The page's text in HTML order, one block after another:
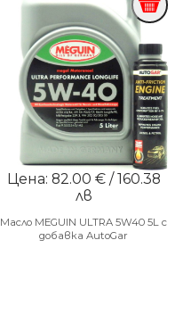
Цена: 82.00 € / 160.38
лв
Масло MEGUIN ULTRA 5W40 5L с
добавка AutoGar